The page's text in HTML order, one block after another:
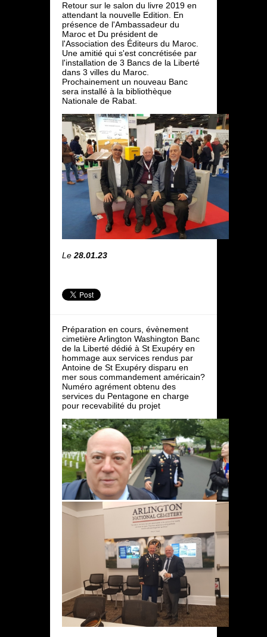
Retour sur le salon du livre 2019 en
attendant la nouvelle Edition. En
présence de l'Ambassadeur du
Maroc et Du président de
l'Association des Éditeurs du Maroc.
Une amitié qui s'est concrétisée par
l'installation de 3 Bancs de la Liberté
dans 3 villes du Maroc.
Prochainement un nouveau Banc
sera installé à la bibliothèque
Nationale de Rabat.
Le 28.01.23
Préparation en cours, évènement
cimetière Arlington Washington Banc
de la Liberté dédié à St Exupéry en
hommage aux services rendus par
Antoine de St Exupéry disparu en
mer sous commandement américain?
Numéro agrément obtenu des
services du Pentagone en charge
pour recevabilité du projet